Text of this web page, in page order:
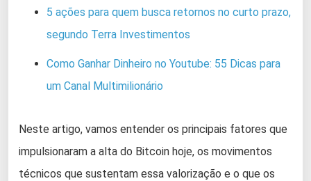
5 ações para quem busca retornos no curto prazo,
segundo Terra Investimentos
Como Ganhar Dinheiro no Youtube: 55 Dicas para
um Canal Multimilionário
Neste artigo, vamos entender os principais fatores que
impulsionaram a alta do Bitcoin hoje, os movimentos
técnicos que sustentam essa valorização e o que os